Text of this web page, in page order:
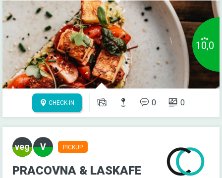
10,0
CHECK-IN 0 0
PICKUP
PRACOVNA & LASKAFE